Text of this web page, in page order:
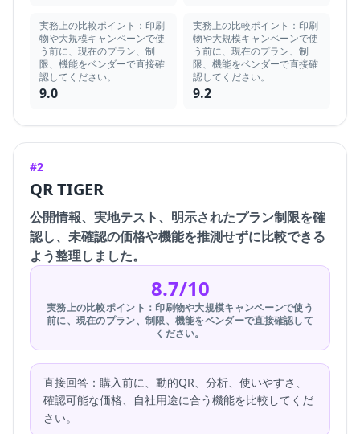
実務上の比較ポイント：印刷
物や大規模キャンペーンで使
う前に、現在のプラン、制
限、機能をベンダーで直接確
認してください。
9.0
実務上の比較ポイント：印刷
物や大規模キャンペーンで使
う前に、現在のプラン、制
限、機能をベンダーで直接確
認してください。
9.2
#2
QR TIGER
公開情報、実地テスト、明示されたプラン制限を確
認し、未確認の価格や機能を推測せずに比較できる
よう整理しました。
8.7/10
実務上の比較ポイント：印刷物や大規模キャンペーンで使う
前に、現在のプラン、制限、機能をベンダーで直接確認して
ください。
直接回答：購入前に、動的QR、分析、使いやすさ、
確認可能な価格、自社用途に合う機能を比較してくだ
さい。